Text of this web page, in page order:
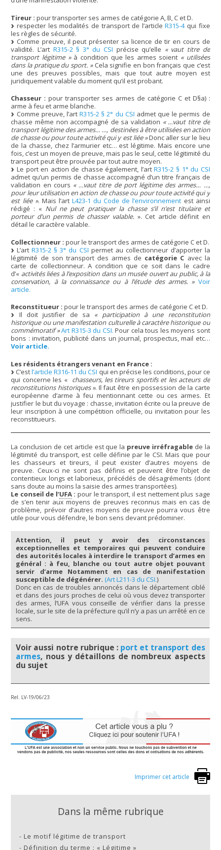
Tireur : pour transporter ses armes de catégorie A, B, C et D.
respecter les modalités de transport de l’articleR315-4qui fixe
les règles de sécurité.
Comme preuve, il peut présenter sa licence de tir en cours de
validité. L’art R315-2 § 3° du CSI précise qu’elle « vaut titre de
transport légitime »à condition que les armes soient « utilisées
dans la pratique du sport. »Cela signifie en bon français que c’est
une des preuves possibles, mais que tout autre moyen est
juridiquement valable du moment qu’il est probant.
Chasseur : pour transporter ses armes de catégorie C et D§a) :
arme à feu et arme blanche.
Comme preuve, l’artR315-2 § 2° du CSI admet que le permis de
chasse même non accompagné de sa validation « …vaut titre de
transport légitime des armes… …, destinées à être utilisées en action
de chasse ou pour toute activité qui y est liée »Donc aller sur le lieu
de la chasse, chez l’armurier etc… est légitime. Mais encore une
fois, c’est un moyen de preuve, mais pas le seul, cette légitimité du
transport peut être prouvée par tout autre moyen.
Le port en action de chasse également, l’artR315-2 § 1° du CSI
admet qu’un permis de chasse accompagné d’un titre français de
validation en cours « …vaut titre de port légitime des armes… …,
pour leur utilisation en action de chasse ou pour toute activité qui y
est liée ». Mais l’art L423-1 du Code de l’environnement est ainsi
rédigé : « Nul ne peut pratiquer la chasse s’il n’est titulaire et
porteur d’un permis de chasser valable. ». Cet article définit en
détail le caractère valable.
Collectionneur : pour le transport des armes de catégorie C et D.
L’artR315-2 § 3° du CSI permet au collectionneur d’apporter la
légitimité de son transport des armes de catégorie C avec la
carte de collectionneur. A condition que ce soit dans le cadre
d’« activités liées à l’exposition dans un musée ouvert au public, à la
conservation, à la connaissance ou à l’étude des armes. » Voir
article.
Reconstitueur : pour le transport des armes de catégorie C et D.
Il doit justifier de sa « participation à une reconstitution
historique ou une manifestation culturelle à caractère historique ou
commémoratif »Art R315-3 du CSI. Pour cela tous les moyens sont
bons : invitation, publicité dans un journal, prospectus, mail etc…
Voir article.
Les résidents étrangers venant en France :
C’estl’article R316-11 du CSI qui en précise les conditions, pour ce
qui concerne les « chasseurs, les tireurs sportifs et les acteurs de
reconstitutions historiques ». Il faut être en possession de la carte
européenne d’arme à feu mentionnant cette ou ces armes. Et
justifier le but du voyage : chasse, invitation écrite ou la preuve de
leur inscription à une compétition officielle, ou invitation pour les
reconstitueurs.
La conclusion de cet article est que la preuve irréfragablede la
légitimité du transport, est celle définie par le CSI. Mais que pour
les chasseurs et tireurs, il peut exister d’autres moyens de
preuve. Ceux-ci ne sont pas définis et peuvent être l’objet de
contentieux longs et laborieux, précédés de désagréments (dont
sans doute au moins la saisie des armes transportées).
Le conseil de l’UFA: pour le transport, il est nettement plus sage
de s’en tenir aux moyens de preuves reconnus mais en cas de
problème, prévoir d’autres moyens de preuve pourra vous être
utile pour vous défendre, le bon sens devant prédominer.
Attention, il peut y avoir des circonstances
exceptionnelles et temporaires qui peuvent conduire
des autorités locales à interdire le transport d’armes en
général : à feu, blanche ou tout autre objet pouvant
servir d’arme Notamment en cas de manifestation
susceptible de dégénérer. (Art L211-3 du CSI.)
Donc en cas de troubles annoncés dans le département ciblé
et dans des jours proches de celui où vous devez transporter
des armes, l’UFA vous conseille de vérifier dans la presse
locale, sur le site de la préfecture qu’il n’y a pas un arrêté en ce
sens.
Voir aussi notre rubrique : port et transport des
armes, nous y détaillons de nombreux aspects
du sujet
Rel. LV-19/06/23
Imprimer cet article
Dans la même rubrique
-Le motif légitime de transport
-Définition du terme : « Légitime »